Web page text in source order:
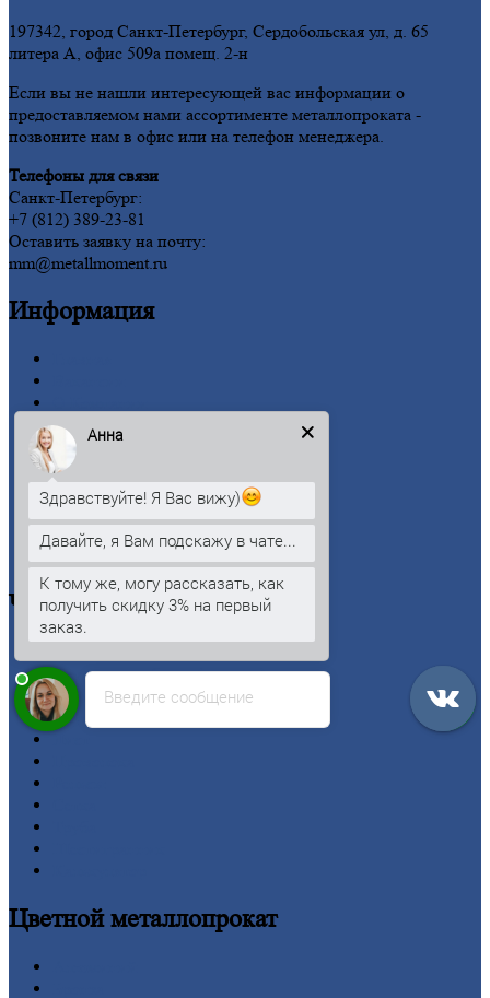
197342, город Санкт-Петербург, Сердобольская ул, д. 65
литера А, офис 509а помещ. 2-н
Если вы не нашли интересующей вас информации о
предоставляемом нами ассортименте металлопроката -
позвоните нам в офис или на телефон менеджера.
Телефоны для связи
Санкт-Петербург:
+7 (812) 389-23-81
Оставить заявку на почту:
mm@metallmoment.ru
Информация
Заводы
Контакты
Прайс-лист
Новости
Личный
Оформление заказа
Оплата
Черныйметаллопрокат
Двутавроваябалка (двутавр)
Квадрат
Круг
Цветнойметаллопрокат
Введите сообщение
Анна
Здравствуйте! Я Вас вижу)
Давайте, я Вам подскажу в чате...
К тому же, могу рассказать, как
получить скидку 3% на первый
заказ.